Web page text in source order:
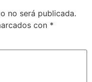
no será publicada.
con *